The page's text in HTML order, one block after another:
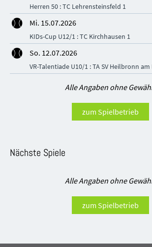
Herren 50 : TC Lehrensteinsfeld 1
Mi. 15.07.2026
KIDs-Cup U12/1 : TC Kirchhausen 1
So. 12.07.2026
Alle Angaben ohne
zum Spielbetrieb
Nächste Spiele
Alle Angaben ohne
zum Spielbetrieb